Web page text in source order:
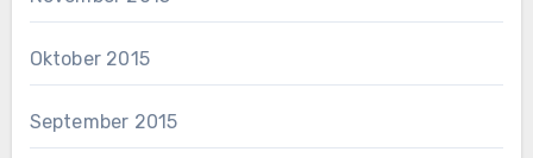
Oktober 2015
September 2015